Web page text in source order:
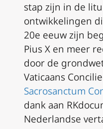
stap zijn in de
ontwikkelingen
20e eeuw zijn
Pius X en meer
door de
Vaticaans
Sacrosanctum
dank aan
Nederlandse